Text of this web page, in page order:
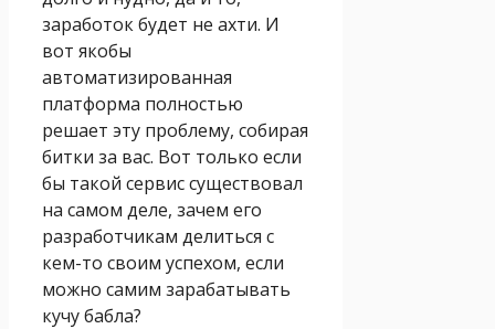
заработок будет не ахти. И
вот якобы
автоматизированная
платформа полностью
решает эту проблему, собирая
битки за вас. Вот только если
бы такой сервис существовал
на самом деле, зачем его
разработчикам делиться с
кем-то своим успехом, если
можно самим зарабатывать
кучу бабла?